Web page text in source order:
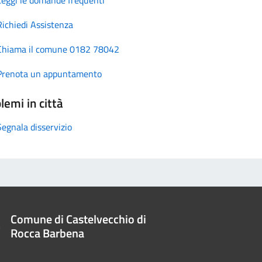
Assistenza
il comune 0182 78042
un appuntamento
in città
disservizio
Comune di Castelvecchio di
Rocca Barbena